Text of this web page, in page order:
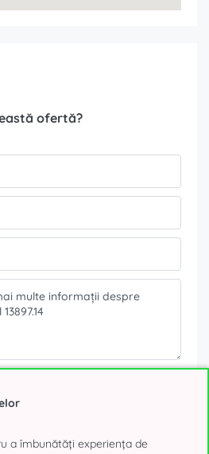
ofertă?
Mulțumim!
0% comision
a îmbunătăți experiența de